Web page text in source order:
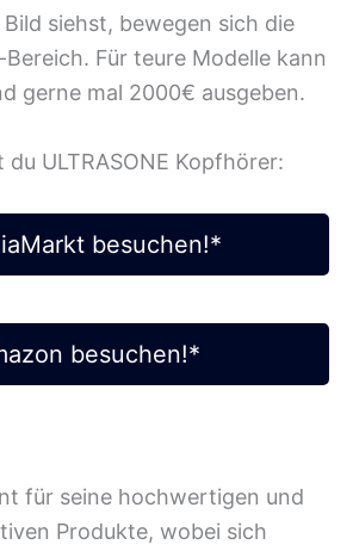
siehst, bewegen sich die
Bereich. Für teure Modelle kann
gerne mal 2000€ ausgeben.
du ULTRASONE Kopfhörer:
besuchen!*
besuchen!*
für seine hochwertigen und
Produkte, wobei sich